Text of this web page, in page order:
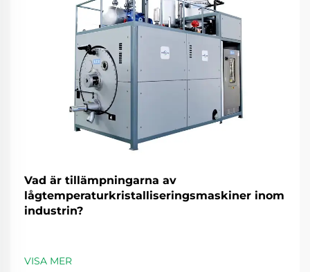
Vad är tillämpningarna av
lågtemperaturkristalliseringsmaskiner inom
industrin?
VISA MER